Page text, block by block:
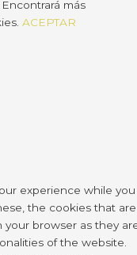
más
ACEPTAR
experience while you
the cookies that are
your browser as they
of the website.